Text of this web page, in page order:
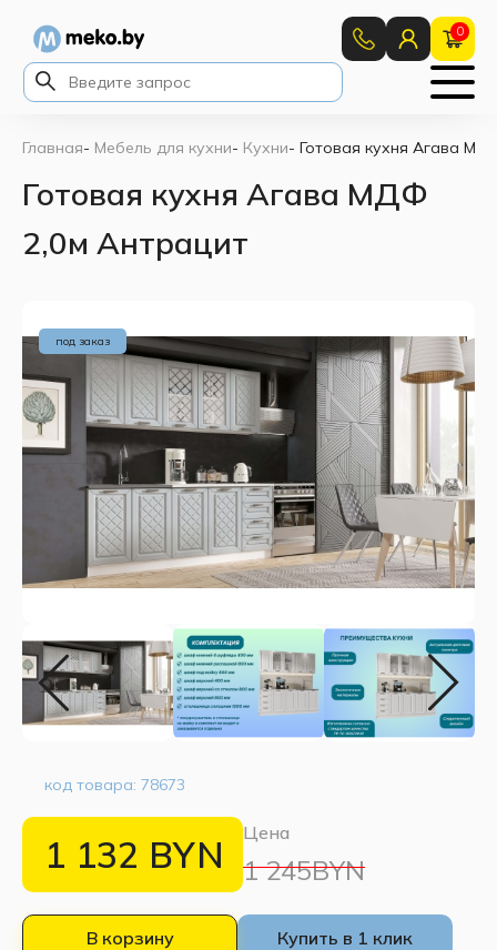
0
Главная- Мебель для кухни- Кухни- Готовая кухня Агава
Готовая кухня Агава МДФ
2,0м Антрацит
под заказ
код товара: 78673
1 132 BYN Цена
1 245BYN
В корзину Купить в 1 клик